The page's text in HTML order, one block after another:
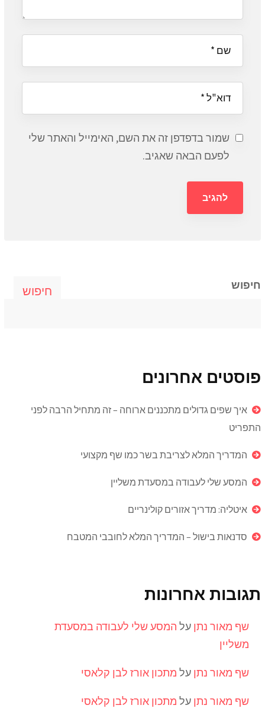
שמור בדפדפן זה את השם, האימייל והאתר שלי
לפעם הבאה שאגיב.
חיפוש חיפוש
פוסטים אחרונים
איך שפים גדולים מתכננים ארוחה – זה מתחיל הרבה לפני
התפריט
המדריך המלא לצריבת בשר כמו שף מקצועי
המסע שלי לעבודה במסעדת משליין
איטליה: מדריך אזורים קולינריים
סדנאות בישול – המדריך המלא לחובבי המטבח
תגובות אחרונות
שף מאור נתן על המסע שלי לעבודה במסעדת
משליין
שף מאור נתן על מתכון אורז לבן קלאסי
שף מאור נתן על מתכון אורז לבן קלאסי